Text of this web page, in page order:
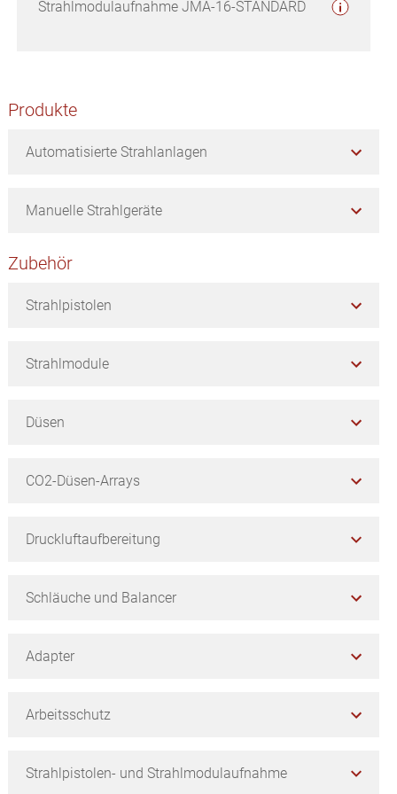
Strahlmodulaufnahme JMA-16-STANDARD
Seitenspalte
Produkte
Automatisierte Strahlanlagen
Manuelle Strahlgeräte
Zubehör
Strahlpistolen
Strahlmodule
Düsen
CO2-Düsen-Arrays
Druckluftaufbereitung
Schläuche und Balancer
Adapter
Arbeitsschutz
Strahlpistolen- und Strahlmodulaufnahme